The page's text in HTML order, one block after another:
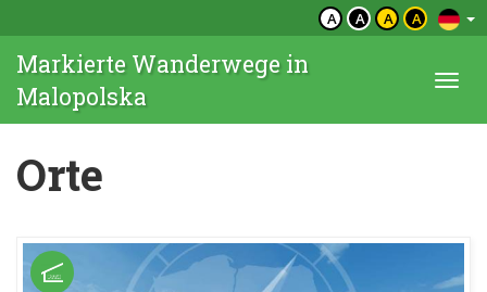
A A A A
Markierte Wanderwege in
Malopolska
Orte